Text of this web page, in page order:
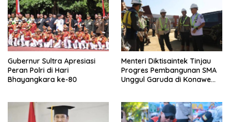
Gubernur Sultra Apresiasi
Peran Polri di Hari
Bhayangkara ke-80
Menteri Diktisaintek Tinjau
Progres Pembangunan SMA
Unggul Garuda di Konawe